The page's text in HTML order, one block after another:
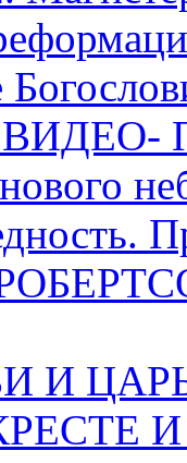
ВИДЕО-
И ЦАРЬ